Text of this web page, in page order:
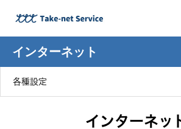
インターネット
各種設定
インターネッ